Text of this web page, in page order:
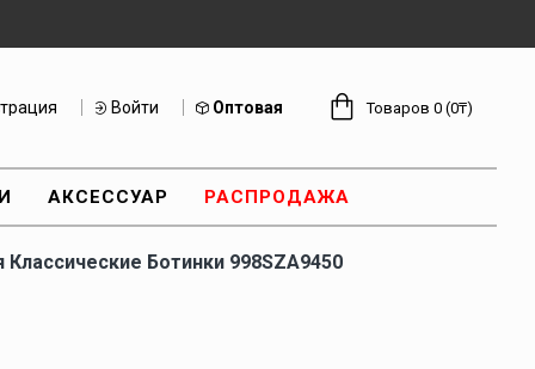
Войти Оптовая Товаров 0 (0₸)
АКСЕССУАР РАСПРОДАЖА
Ботинки 998SZA9450